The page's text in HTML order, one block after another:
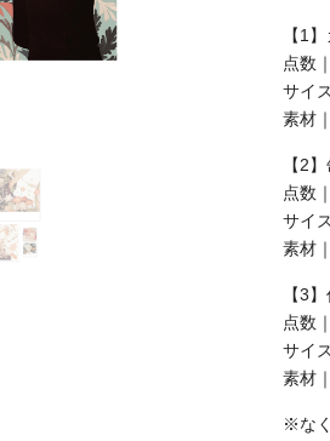
【1
点数
サイ
素材
【2
点数
サイ
素材
【3
点数
サイ
素材
※な